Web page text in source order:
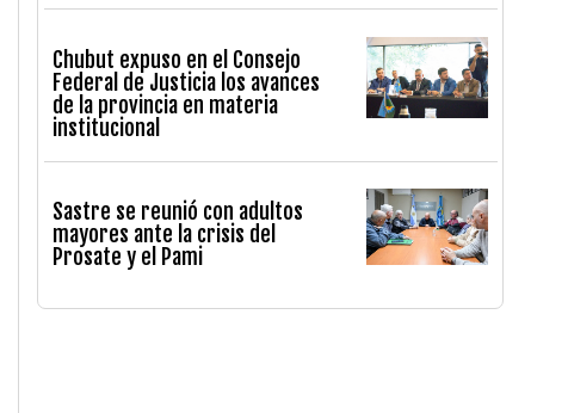
Chubut expuso en el Consejo
Federal de Justicia los avances
de la provincia en materia
institucional
Sastre se reunió con adultos
mayores ante la crisis del
Prosate y el Pami